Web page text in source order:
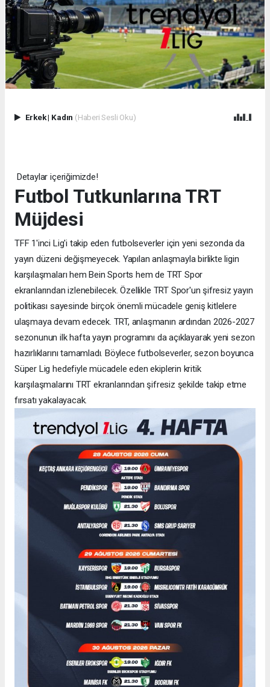
Erkek| Kadın (Haberi Sesli Oku)
Detaylar içeriğimizde!
Futbol Tutkunlarına TRT
Müjdesi
TFF 1'inci Lig'i takip eden futbolseverler için yeni sezonda da
yayın düzeni değişmeyecek. Yapılan anlaşmayla birlikte ligin
karşılaşmaları hem Bein Sports hem de TRT Spor
ekranlarından izlenebilecek. Özellikle TRT Spor'un şifresiz yayın
politikası sayesinde birçok önemli mücadele geniş kitlelere
ulaşmaya devam edecek. TRT, anlaşmanın ardından 2026-2027
sezonunun ilk hafta yayın programını da açıklayarak yeni sezon
hazırlıklarını tamamladı. Böylece futbolseverler, sezon boyunca
Süper Lig hedefiyle mücadele eden ekiplerin kritik
karşılaşmalarını TRT ekranlarından şifresiz şekilde takip etme
fırsatı yakalayacak.